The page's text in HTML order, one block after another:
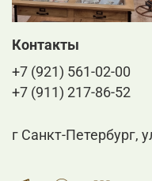
Контакты
+7 (921) 561-02-00
+7 (911) 217-86-52
г Санкт-Петербург,